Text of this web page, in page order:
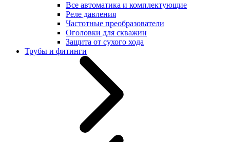
Все автоматика и комплектующие
Реле давления
Частотные преобразователи
Оголовки для скважин
Защита от сухого хода
Трубы и фитинги